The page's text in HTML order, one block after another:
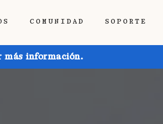
COMUNIDAD SOPORTE
más información.